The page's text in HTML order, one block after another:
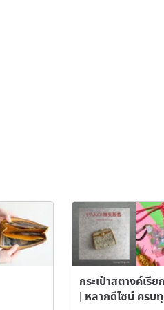
กระเป๋าสตางค์เรี
| หลากดีไซน์ ครบ